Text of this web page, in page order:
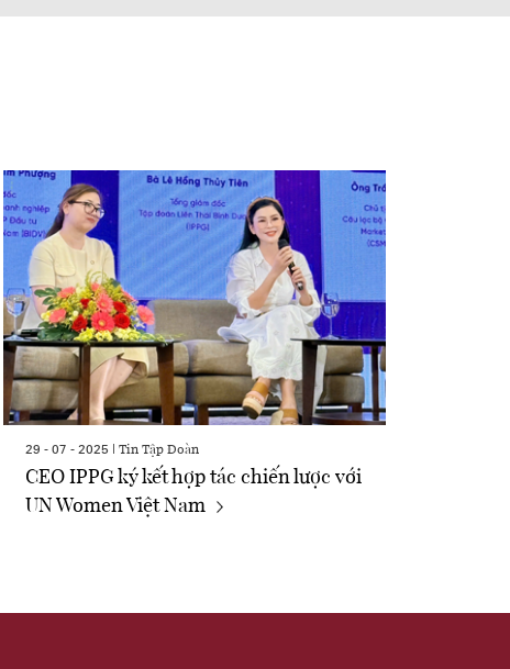
29 - 07 - 2025 | Tin Tập Đoàn
CEO IPPG ký kết hợp tác chiến lược với
UN Women Việt Nam